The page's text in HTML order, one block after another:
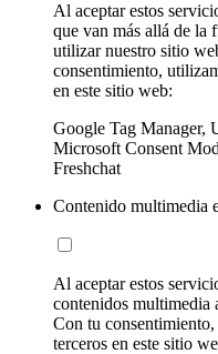
Al aceptar estos
que van más allá de la
utilizar nuestro sitio
consentimiento,
en este sitio web:
Google Tag Manager,
Microsoft Consent
Freshchat
Contenido multimedia
Al aceptar estos
contenidos multimedia
Con tu
terceros en este sitio